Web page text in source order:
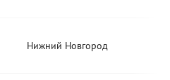
Нижний Новгород